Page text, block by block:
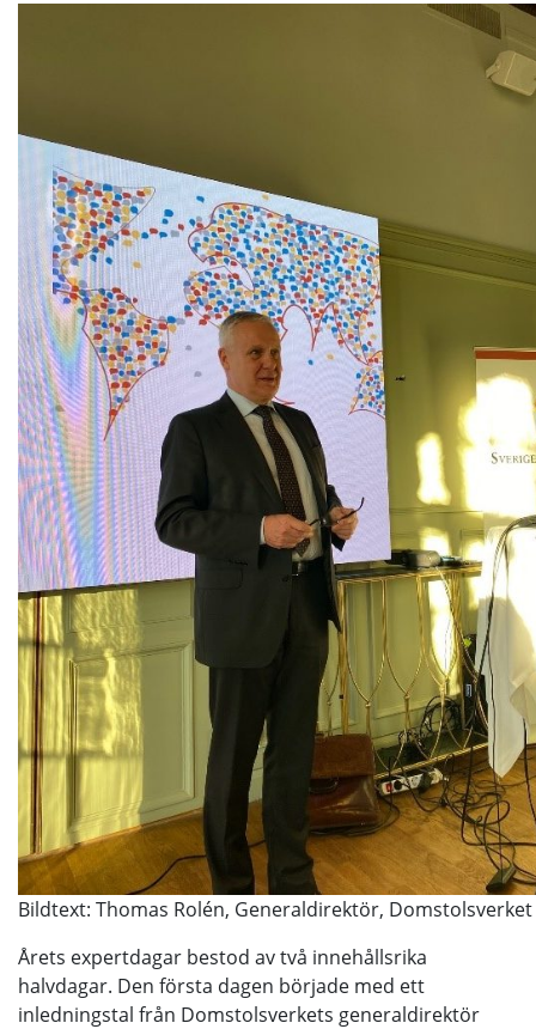
Bildtext: Thomas Rolén, Generaldirektör, Domstolsverket
Årets expertdagar bestod av två innehållsrika
halvdagar. Den första dagen började med ett
inledningstal från Domstolsverkets generaldirektör